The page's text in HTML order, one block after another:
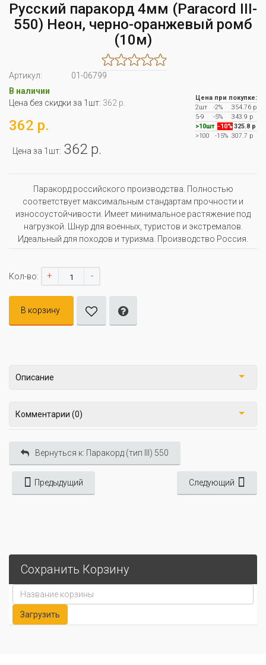
Русский паракорд 4мм (Paracord III-
550) Неон, черно-оранжевый ромб
(10м)
Артикул:
01-06799
В наличии
Цена без скидки за 1шт: 362 р.
362 р.
Цена за 1шт: 362 р.
Цена при покупке:
2шт
-2%
354.76 р
5-9
-5%
343.9 р
>10шт -10% 325.8 р
>100
-15% 307.7 р
Паракорд российского производства. Полностью
соответствует максимальным стандартам прочности и
износоустойчивости. Имеет минимальное растяжение под
нагрузкой. Шнур для военных, туристов и экстремалов.
Идеальный для походов и туризма. Производство Россия.
Кол-во: + -
В корзину
Описание
Комментарии (0)
Вернуться к: Паракорд (тип III) 550
Предыдущий Следующий
Сохранить Корзину